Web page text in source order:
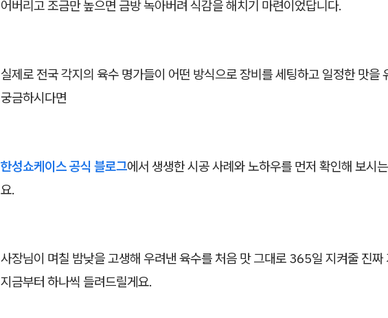
어버리고 조금만 높으면 금방 녹아버려 식감을 해치기 마련이었답니다.
실제로 전국 각지의 육수 명가들이 어떤 방식으로 장비를 세팅하고 일정한 맛을
궁금하시다면
한성쇼케이스 공식 블로그에서 생생한 시공 사례와 노하우를 먼저 확인해 보시
요.
사장님이 며칠 밤낮을 고생해 우려낸 육수를 처음 맛 그대로 365일 지켜줄 진짜
지금부터 하나씩 들려드릴게요.